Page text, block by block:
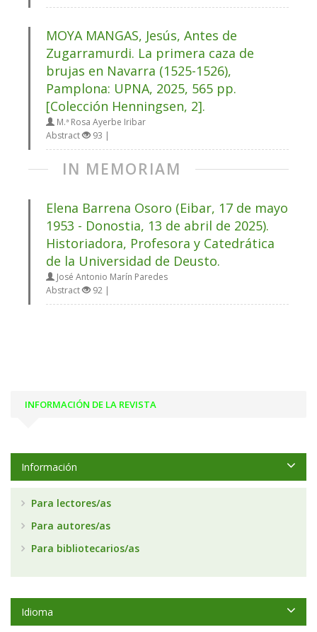
MOYA MANGAS, Jesús, Antes de
Zugarramurdi. La primera caza de
brujas en Navarra (1525-1526),
Pamplona: UPNA, 2025, 565 pp.
[Colección Henningsen, 2].
M.ª Rosa Ayerbe Iribar
Abstract
93 |
IN MEMORIAM
Elena Barrena Osoro (Eibar, 17 de mayo
1953 - Donostia, 13 de abril de 2025).
Historiadora, Profesora y Catedrática
de la Universidad de Deusto.
José Antonio Marín Paredes
Abstract
92 |
INFORMACIÓN DE LA REVISTA
Información
Para lectores/as
Para autores/as
Para bibliotecarios/as
Idioma